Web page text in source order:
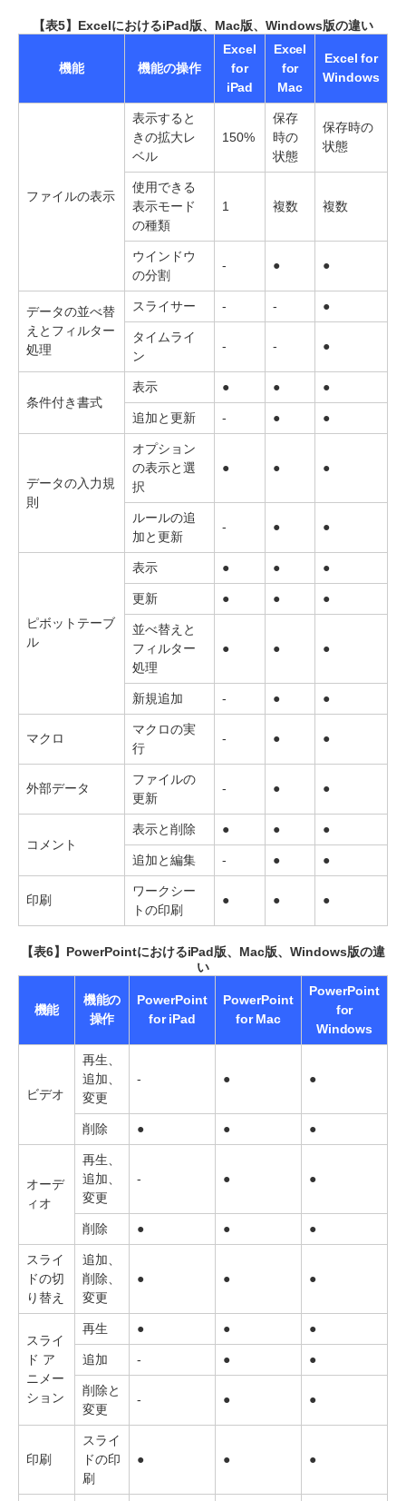
【表5】ExcelにおけるiPad版、Mac版、Windows版の違い
機能 機能の操作
Excel
for
iPad
Excel
for
Mac
Excel for
Windows
ファイルの表示
表示すると
きの拡大レ
ベル
150%
保存
時の
状態
保存時の
状態
使用できる
表示モード
の種類
1 複数 複数
ウインドウ
の分割
- ● ●
データの並べ替
えとフィルター
処理
スライサー - - ●
タイムライ
ン
- - ●
条件付き書式
表示 ● ● ●
追加と更新 - ● ●
データの入力規
則
オプション
の表示と選
択
● ● ●
ルールの追
加と更新
- ● ●
ピボットテーブ
ル
表示 ● ● ●
更新 ● ● ●
並べ替えと
フィルター
処理
● ● ●
新規追加 - ● ●
マクロ
マクロの実
行
- ● ●
外部データ
ファイルの
更新
- ● ●
コメント
表示と削除 ● ● ●
追加と編集 - ● ●
印刷
ワークシー
トの印刷
● ● ●
【表6】PowerPointにおけるiPad版、Mac版、Windows版の違
い
機能
機能の
操作
PowerPoint
for iPad
PowerPoint
for Mac
PowerPoint
for
Windows
ビデオ
再生、
追加、
変更
- ● ●
削除 ● ● ●
オーデ
ィオ
再生、
追加、
変更
- ● ●
削除 ● ● ●
スライ
ドの切
り替え
追加、
削除、
変更
● ● ●
スライ
ド ア
ニメー
ション
再生 ● ● ●
追加 - ● ●
削除と
変更
- ● ●
印刷
スライ
ドの印
刷
● ● ●